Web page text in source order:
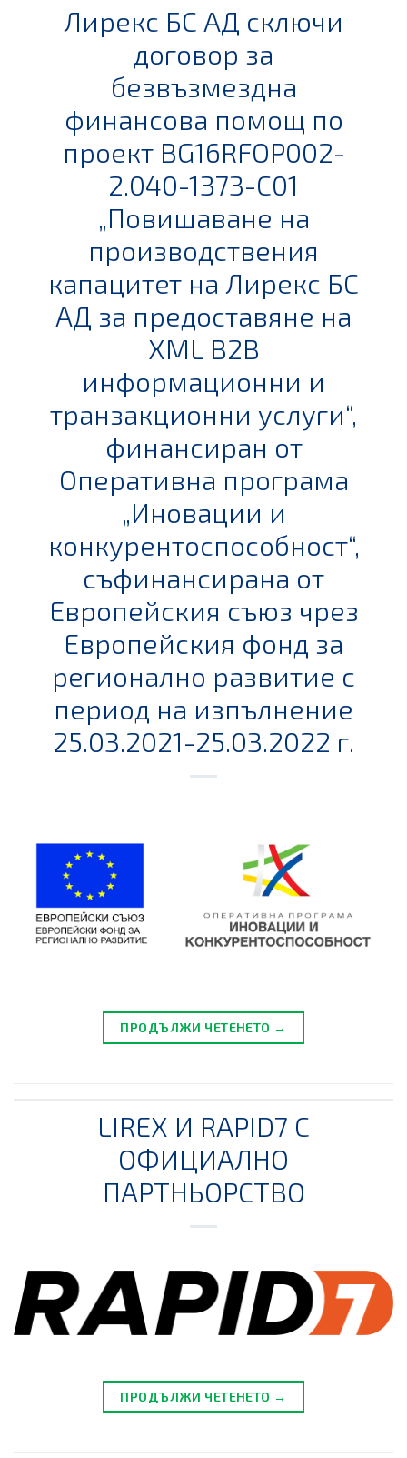
Лирекс БС АД сключи
договор за
безвъзмездна
финансова помощ по
проект BG16RFOP002-
2.040-1373-C01
„Повишаване на
производствения
капацитет на Лирекс БС
АД за предоставяне на
XML B2B
информационни и
транзакционни услуги“,
финансиран от
Оперативна програма
„Иновации и
конкурентоспособност“,
съфинансирана от
Европейския съюз чрез
Европейския фонд за
регионално развитие с
период на изпълнение
25.03.2021-25.03.2022 г.
ПРОДЪЛЖИ ЧЕТЕНЕТО →
LIREX И RAPID7 С
ОФИЦИАЛНО
ПАРТНЬОРСТВО
ПРОДЪЛЖИ ЧЕТЕНЕТО →